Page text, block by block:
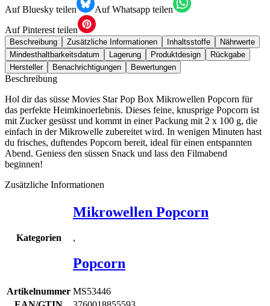
Auf Bluesky teilen
Auf Whatsapp teilen
Auf Pinterest teilen
Beschreibung Zusätzliche Informationen Inhaltsstoffe
Nährwerte
Mindesthaltbarkeitsdatum
Lagerung Produktdesign
Rückgabe
Hersteller
Benachrichtigungen Bewertungen
Beschreibung
Hol dir das süsse Movies Star Pop Box Mikrowellen Popcorn für
das perfekte Heimkinoerlebnis. Dieses feine, knusprige Popcorn ist
mit Zucker gesüsst und kommt in einer Packung mit 2 x 100 g, die
einfach in der Mikrowelle zubereitet wird. In wenigen Minuten hast
du frisches, duftendes Popcorn bereit, ideal für einen entspannten
Abend. Geniess den süssen Snack und lass den Filmabend
beginnen!
Zusätzliche Informationen
Kategorien
Mikrowellen Popcorn
,
Popcorn
Artikelnummer MS53446